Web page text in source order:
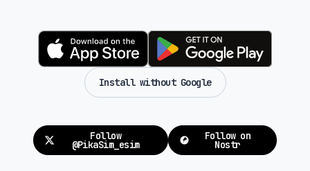
Install without Google
Follow
@PikaSim_esim
Follow on
Nostr